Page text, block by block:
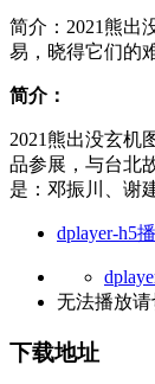
简介： 2021熊出
易，晓得它们的
简介：
2021熊出没玄机
品参展，与台北
是：邓振川、谢
dplayer-h5
无法播放请
下载地址